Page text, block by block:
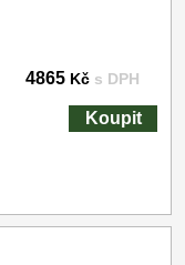
4865 Kč s DPH
Koupit